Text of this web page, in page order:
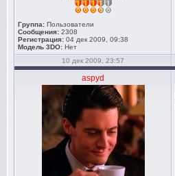
Группа: Пользователи
Сообщения: 2308
Регистрация: 04 дек 2009, 09:38
Модель 3DO: Нет
10 дек 2009, 23:57
aspyd